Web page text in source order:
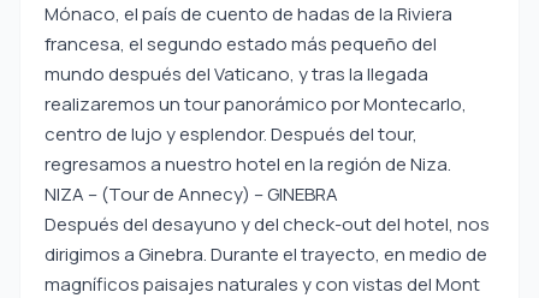
Mónaco, el país de cuento de hadas de la Riviera
francesa, el segundo estado más pequeño del
mundo después del Vaticano, y tras la llegada
realizaremos un tour panorámico por Montecarlo,
centro de lujo y esplendor. Después del tour,
regresamos a nuestro hotel en la región de Niza.
NIZA – (Tour de Annecy) – GINEBRA
Después del desayuno y del check-out del hotel, nos
dirigimos a Ginebra. Durante el trayecto, en medio de
magníficos paisajes naturales y con vistas del Mont